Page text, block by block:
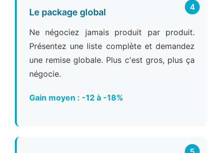
4
Le package global
Ne négociez jamais produit par produit.
Présentez une liste complète et demandez
une remise globale. Plus c'est gros, plus ça
négocie.
Gain moyen : -12 à -18%